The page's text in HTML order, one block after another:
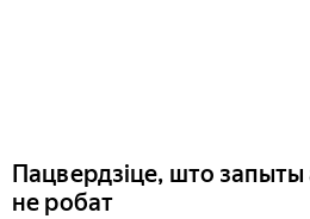
Пацвердзіце, што запыты
не робат